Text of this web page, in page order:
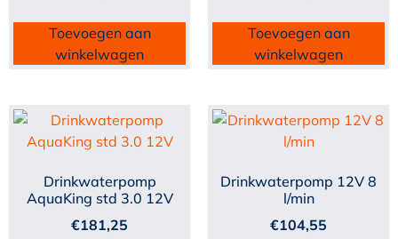
Toevoegen aan
winkelwagen
Toevoegen aan
winkelwagen
Drinkwaterpomp
AquaKing std 3.0 12V
€181,25
Drinkwaterpomp 12V 8
l/min
€104,55